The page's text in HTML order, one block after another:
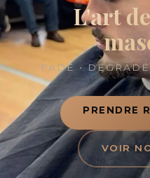
L'art
FADE •
PRENDRE
VOIR